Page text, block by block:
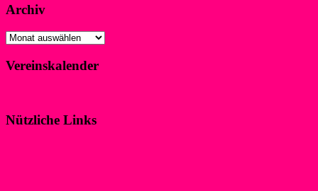
Archiv
Archiv
Vereinskalender
Nützliche Links